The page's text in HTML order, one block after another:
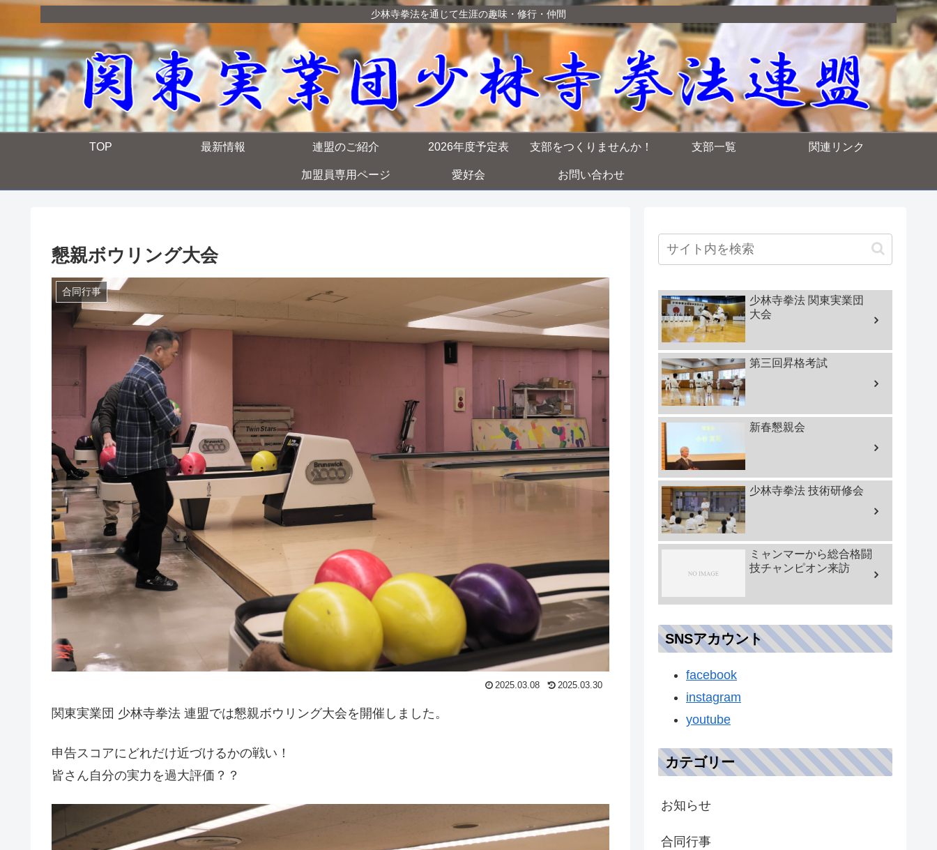
少林寺拳法を通じて生涯の趣味・修行・仲間
TOP 最新情報 連盟のご紹介 2026年度予定表 支部をつくりませんか！ 支部一覧 関連リンク
加盟員専用ページ 愛好会 お問い合わせ
懇親ボウリング大会
合同行事
2025.03.08 2025.03.30
関東実業団 少林寺拳法 連盟では懇親ボウリング大会を開催しました。
申告スコアにどれだけ近づけるかの戦い！
皆さん自分の実力を過大評価？？
少林寺拳法 関東実業団
大会
第三回昇格考試
新春懇親会
少林寺拳法 技術研修会
ミャンマーから総合格闘
技チャンピオン来訪
SNSアカウント
facebook
instagram
youtube
カテゴリー
お知らせ
合同行事